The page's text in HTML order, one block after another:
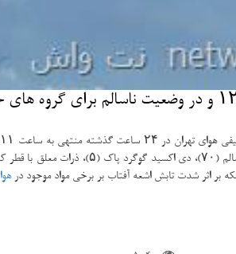
بر اثر شدت تابش اشعه آفتاب بر برخی مواد موجود درهوا